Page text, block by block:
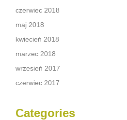
czerwiec 2018
maj 2018
kwiecień 2018
marzec 2018
wrzesień 2017
czerwiec 2017
Categories